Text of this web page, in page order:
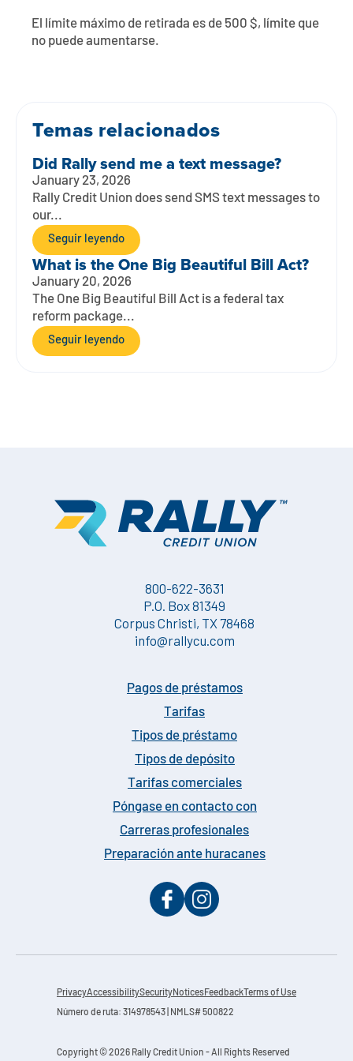
Calculadoras
Preguntas frecuentes
Miembro EDU
Medios de comunicación
Formularios
Ofertas especiales
Calculadoras
Early Pay Day
Smart Card
Banco por teléfono
Banca digital 101
Carreras profesionales
Afiliación
Tarifas
Depósito
Préstamos
Empresas
El límite máximo de retirada es de 500 $, límite que
no puede aumentarse.
Temas relacionados
Did Rally send me a text message?
January 23, 2026
Rally Credit Union does send SMS text messages to
our...
Seguir leyendo
What is the One Big Beautiful Bill Act?
January 20, 2026
The One Big Beautiful Bill Act is a federal tax
reform package...
Seguir leyendo
800-622-3631
P.O. Box 81349
Corpus Christi, TX 78468
info@rallycu.com
Pagos de préstamos
Tarifas
Tipos de préstamo
Tipos de depósito
Tarifas comerciales
Póngase en contacto con
Carreras profesionales
Preparación ante huracanes
PrivacyAccessibilitySecurityNoticesFeedback Terms of Use
Número de ruta: 314978543 | NMLS# 500822
Copyright © 2026 Rally Credit Union - All Rights Reserved